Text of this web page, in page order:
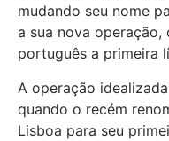
mudando seu nome
a sua nova
português a primeira
A operação
quando o recém
Lisboa para seu